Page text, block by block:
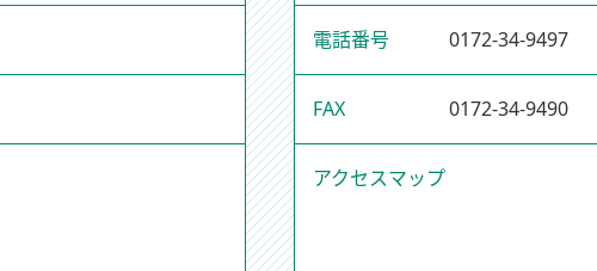
電話番号 0172-34-9497
FAX 0172-34-9490
アクセスマップ